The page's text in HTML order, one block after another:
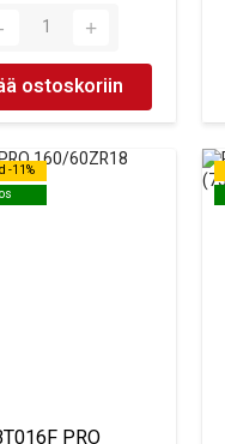
ostoskoriin
-11%
-11%